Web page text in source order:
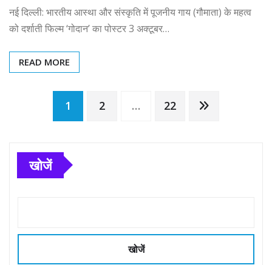
नई दिल्ली: भारतीय आस्था और संस्कृति में पूजनीय गाय (गौमाता) के महत्व
को दर्शाती फिल्म ‘गोदान’ का पोस्टर 3 अक्टूबर…
READ MORE
Posts
pagination
1 2 … 22
खोजें
खोजें